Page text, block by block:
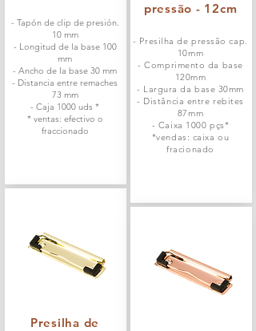
- Tapón de clip de presión.
10 mm
- Longitud de la base 100
mm
- Ancho de la base 30 mm
- Distancia entre remaches
73 mm
- Caja 1000 uds *
* ventas: efectivo o
fraccionado
Presilha de
pressão - 12cm
- Presilha de pressão cap.
10mm
- Comprimento da base
120mm
- Largura da base 30mm
- Distância entre rebites
87mm
- Caixa 1000 pçs*
*vendas: caixa ou
fracionado